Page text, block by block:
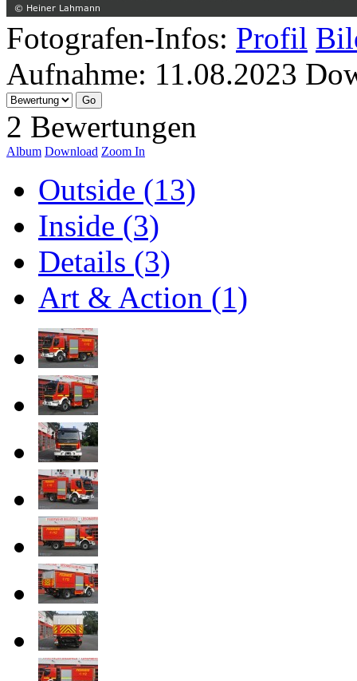
Fotografen-Infos: Profil
Aufnahme: 11.08.2023
2 Bewertungen
Album Download Zoom In
Outside (13)
Inside (3)
Details (3)
Art & Action (1)